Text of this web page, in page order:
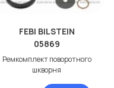
FEBI BILSTEIN
05869
Ремкомплект поворотного
шкворня